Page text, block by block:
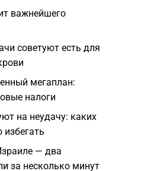
важнейшего
советуют есть для
мегаплан:
налоги
на неудачу: каких
— два
за несколько минут